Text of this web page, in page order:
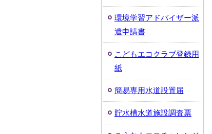
環境学習アドバイザー派
遣申請書
こどもエコクラブ登録用
紙
簡易専用水道設置届
貯水槽水道施設調査票